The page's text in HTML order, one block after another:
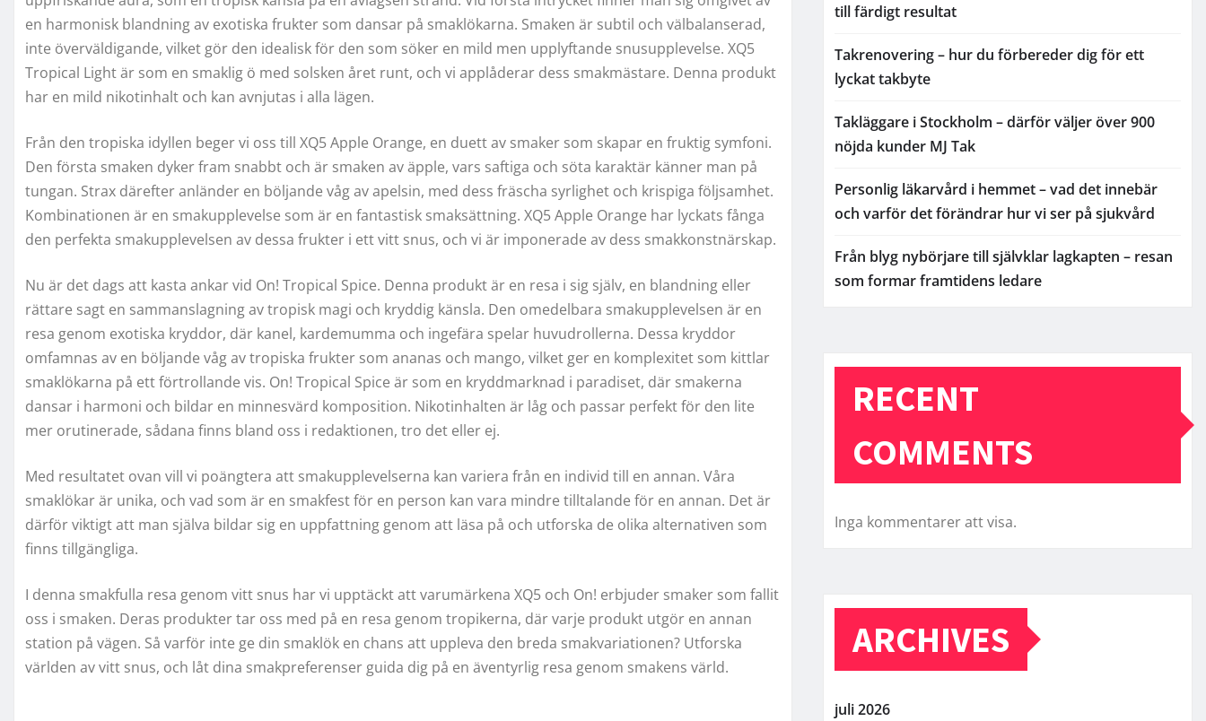
en harmonisk blandning av exotiska frukter som dansar på smaklökarna. Smaken är subtil och välbalanserad,
inte överväldigande, vilket gör den idealisk för den som söker en mild men upplyftande snusupplevelse. XQ5
Tropical Light är som en smaklig ö med solsken året runt, och vi applåderar dess smakmästare. Denna produkt
har en mild nikotinhalt och kan avnjutas i alla lägen.
Från den tropiska idyllen beger vi oss till XQ5 Apple Orange, en duett av smaker som skapar en fruktig symfoni.
Den första smaken dyker fram snabbt och är smaken av äpple, vars saftiga och söta karaktär känner man på
tungan. Strax därefter anländer en böljande våg av apelsin, med dess fräscha syrlighet och krispiga följsamhet.
Kombinationen är en smakupplevelse som är en fantastisk smaksättning. XQ5 Apple Orange har lyckats fånga
den perfekta smakupplevelsen av dessa frukter i ett vitt snus, och vi är imponerade av dess smakkonstnärskap.
Nu är det dags att kasta ankar vid On! Tropical Spice. Denna produkt är en resa i sig själv, en blandning eller
rättare sagt en sammanslagning av tropisk magi och kryddig känsla. Den omedelbara smakupplevelsen är en
resa genom exotiska kryddor, där kanel, kardemumma och ingefära spelar huvudrollerna. Dessa kryddor
omfamnas av en böljande våg av tropiska frukter som ananas och mango, vilket ger en komplexitet som kittlar
smaklökarna på ett förtrollande vis. On! Tropical Spice är som en kryddmarknad i paradiset, där smakerna
dansar i harmoni och bildar en minnesvärd komposition. Nikotinhalten är låg och passar perfekt för den lite
mer orutinerade, sådana finns bland oss i redaktionen, tro det eller ej.
Med resultatet ovan vill vi poängtera att smakupplevelserna kan variera från en individ till en annan. Våra
smaklökar är unika, och vad som är en smakfest för en person kan vara mindre tilltalande för en annan. Det är
därför viktigt att man själva bildar sig en uppfattning genom att läsa på och utforska de olika alternativen som
finns tillgängliga.
I denna smakfulla resa genom vitt snus har vi upptäckt att varumärkena XQ5 och On! erbjuder smaker som fallit
oss i smaken. Deras produkter tar oss med på en resa genom tropikerna, där varje produkt utgör en annan
station på vägen. Så varför inte ge din smaklök en chans att uppleva den breda smakvariationen? Utforska
världen av vitt snus, och låt dina smakpreferenser guida dig på en äventyrlig resa genom smakens värld.
till färdigt resultat
Takrenovering – hur du förbereder dig för ett
lyckat takbyte
Takläggare i Stockholm – därför väljer över 900
nöjda kunder MJ Tak
Personlig läkarvård i hemmet – vad det innebär
och varför det förändrar hur vi ser på sjukvård
Från blyg nybörjare till självklar lagkapten – resan
som formar framtidens ledare
RECENT
COMMENTS
Inga kommentarer att visa.
ARCHIVES
juli 2026